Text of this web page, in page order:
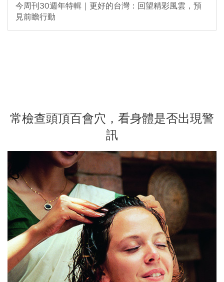
今周刊30週年特輯｜更好的台灣：回望精彩風雲，預
見前瞻行動
常檢查頭頂百會穴，看身體是否出現警
訊